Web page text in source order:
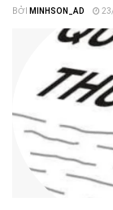
BỞI MINHSON_AD